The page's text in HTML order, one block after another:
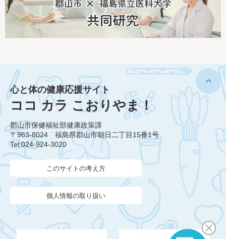
心と体の健康応援サイト
ココ カラ こおりやま！
郡山市保健福祉部健康政策課
〒963-8024 福島県郡山市朝日二丁目15番1号
Tel:024-924-3020
このサイトの考え方
個人情報の取り扱い